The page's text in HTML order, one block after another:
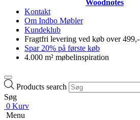
Woodnotes
Kontakt
Om Indbo Møbler
Kundeklub
Fragtfri levering ved køb over 499,-
Spar 20% på første køb
4.000 m² møbelinspiration
Products search
Søg
0 Kurv
Menu